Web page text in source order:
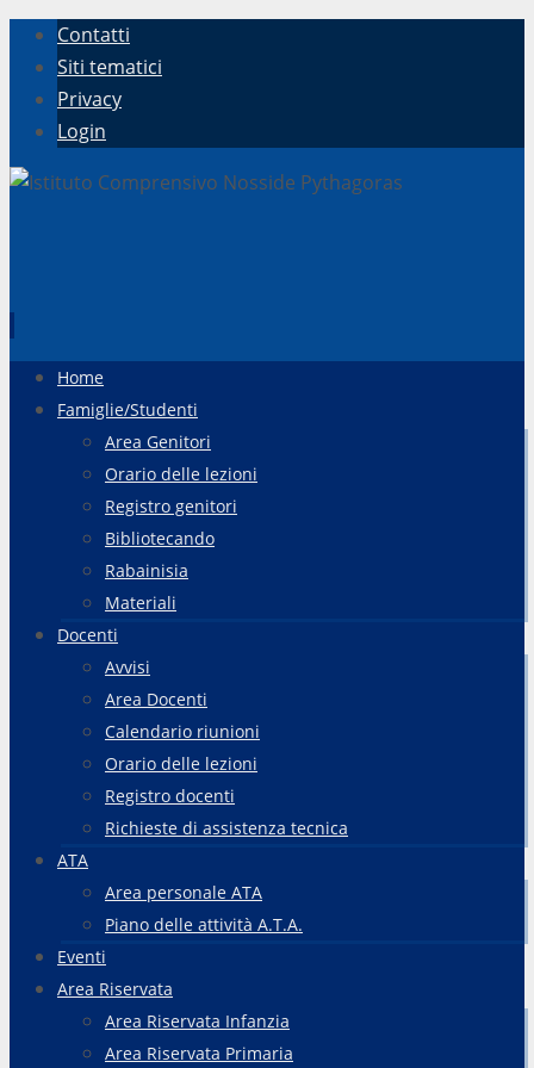
Contatti
Siti tematici
Privacy
Login
contenuto
Home
Famiglie/Studenti
Area Genitori
Orario delle lezioni
Registro genitori
Bibliotecando
Rabainisia
Materiali
Docenti
Avvisi
Area Docenti
Calendario riunioni
Orario delle lezioni
Registro docenti
Richieste di assistenza tecnica
ATA
Area personale ATA
Piano delle attività A.T.A.
Eventi
Area Riservata
Area Riservata Infanzia
Area Riservata Primaria